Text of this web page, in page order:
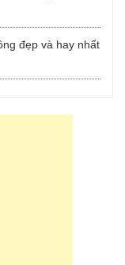
đẹp và hay nhất